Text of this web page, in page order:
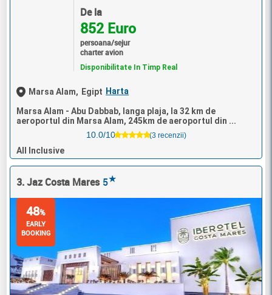
De la
852 Euro
persoana/sejur
charter avion
Disponibilitate In Timp Real
Marsa Alam, Egipt Harta
Marsa Alam - Abu Dabbab, langa plaja, la 32 km de
aeroportul din Marsa Alam, 245km de aeroportul din ...
10.0/10
(3 recenzii)
All Inclusive
3. Jaz Costa Mares 5★
48%
EARLY
BOOKING